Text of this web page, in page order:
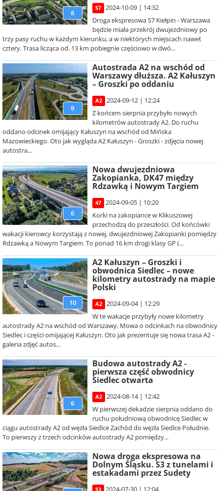
8
S7
2024-10-09 | 14:32
Droga ekspresowa S7 Kiełpin - Warszawa
będzie miała przekrój dwujezdniowy po
trzy pasy ruchu w każdym kierunku, a w niektórych miejscach nawet
cztery. Trasa licząca od. 13 km pobiegnie częściowo w dwó...
9
Autostrada A2 na wschód od
Warszawy dłuższa. A2 Kałuszyn
– Groszki po oddaniu
A2
2024-09-12 | 12:24
Z końcem sierpnia przybyło nowych
kilometrów autostrady A2. Do ruchu
oddano odcinek omijający Kałuszyn na wschód od Mińska
Mazowieckiego. Oto jak wygląda A2 Kałuszyn - Groszki - zdjęcia nowej
autostra...
6
Nowa dwujezdniowa
Zakopianka, DK47 między
Rdzawką i Nowym Targiem
47
2024-09-05 | 10:20
Korki na zakopiance w Klikuszowej
przechodzą do przeszłości. Od końcówki
wakacji kierowcy korzystają z nowej, dwujezdniowej Zakopianki pomiędzy
Rdzawką a Nowym Targiem. To ponad 16 km drogi klasy GP (...
10
A2 Kałuszyn – Groszki i
obwodnica Siedlec – nowe
kilometry autostrady na mapie
Polski
A2
2024-09-04 | 12:29
W te wakacje przybyły nowe kilometry
autostrady A2 na wschód od Warszawy, Mowa o odcinkach na obwodnicy
Siedlec i części omijającej Kałuszyn. Oto jak prezentuje się nowa trasa A2 -
galeria zdjęć autos...
6
Budowa autostrady A2 -
pierwsza część obwodnicy
Siedlec otwarta
A2
2024-08-14 | 12:42
W pierwszej dekadzie sierpnia oddano do
ruchu południową obwodnicę Siedlec w
ciągu autostrady A2 od węzła Siedlce Zachód do węzła Siedlce Południe.
To pierwszy z trzech odcinków autostrady A2 pomiędzy...
Nowa droga ekspresowa na
Dolnym Śląsku. S3 z tunelami i
estakadami przez Sudety
S3 2024-07-30 | 12:04